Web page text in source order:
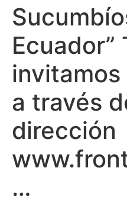
Ecuador”
a través
dirección
…